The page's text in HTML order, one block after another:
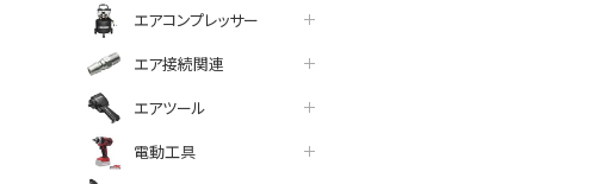
エアコンプレッサー
エア接続関連
エアツール
電動工具
facebook
line